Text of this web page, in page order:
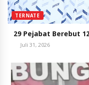
TERNATE
29 Pejabat Berebut
Juli 31, 2026